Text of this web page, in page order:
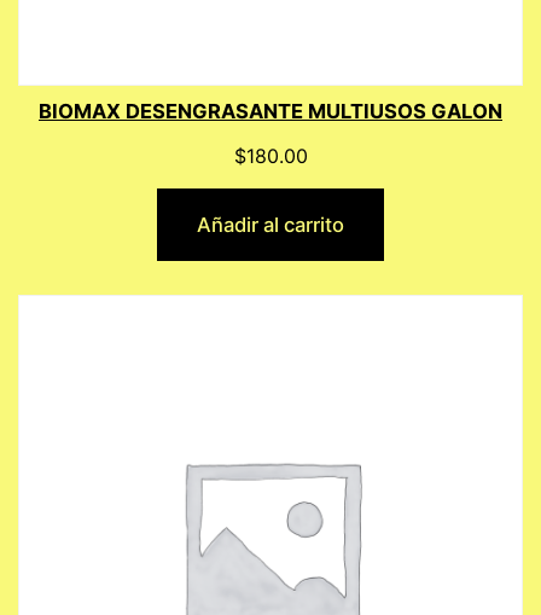
BIOMAX DESENGRASANTE MULTIUSOS GALON
$180.00
Añadir al carrito